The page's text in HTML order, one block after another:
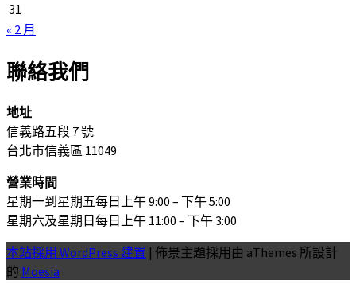
31
« 2 月
聯絡我們
地址
信義路五段 7 號
台北市信義區 11049
營業時間
星期一到星期五每日上午 9:00 – 下午 5:00
星期六及星期日每日上午 11:00 – 下午 3:00
本站採用 WordPress 建置 | 佈景主題採用由 aThemes 所設計
的 Moesia